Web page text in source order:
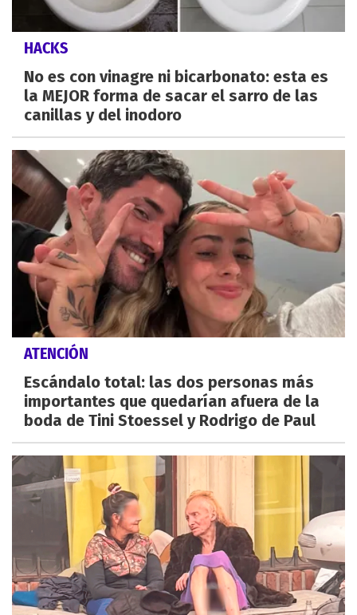
HACKS
No es con vinagre ni bicarbonato: esta es
la MEJOR forma de sacar el sarro de las
canillas y del inodoro
ATENCIÓN
Escándalo total: las dos personas más
importantes que quedarían afuera de la
boda de Tini Stoessel y Rodrigo de Paul